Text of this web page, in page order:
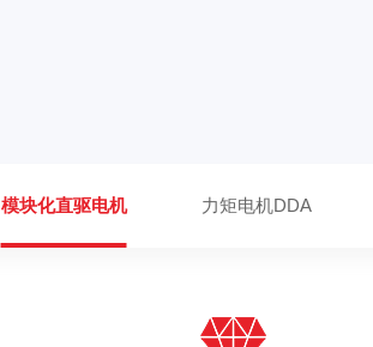
模块化直驱电机 力矩电机DDA